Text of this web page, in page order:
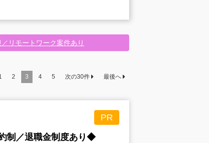
リモートワーク案件あり
2 3 4 5 次の30件 最後へ
PR
制／退職金制度あり◆